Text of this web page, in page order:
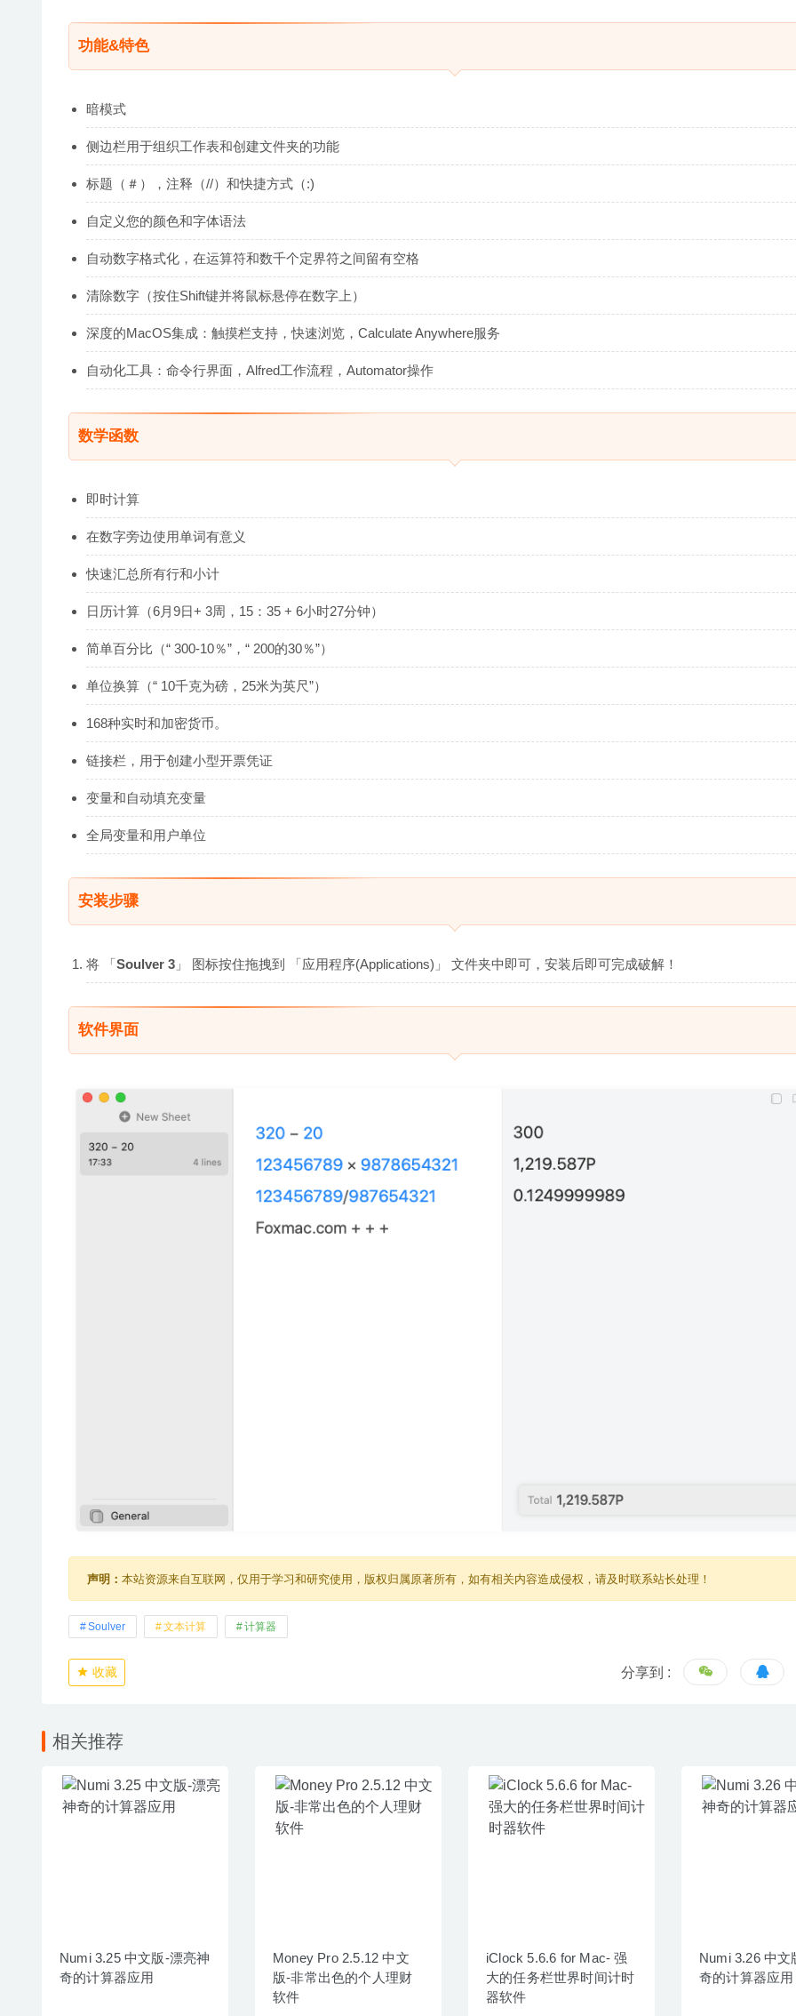
功能&特色
暗模式
侧边栏用于组织工作表和创建文件夹的功能
标题（＃），注释（//）和快捷方式（:)
自定义您的颜色和字体语法
自动数字格式化，在运算符和数千个定界符之间留有空格
清除数字（按住Shift键并将鼠标悬停在数字上）
深度的MacOS集成：触摸栏支持，快速浏览，Calculate Anywhere服务
自动化工具：命令行界面，Alfred工作流程，Automator操作
数学函数
即时计算
在数字旁边使用单词有意义
快速汇总所有行和小计
日历计算（6月9日+ 3周，15：35 + 6小时27分钟）
简单百分比（“ 300-10％”，“ 200的30％”）
单位换算（“ 10千克为磅，25米为英尺”）
168种实时和加密货币。
链接栏，用于创建小型开票凭证
变量和自动填充变量
全局变量和用户单位
安装步骤
将 「Soulver 3 」 图标按住拖拽到 「应用程序(Applications)」 文件夹中即可，安装后即可完成破解！
软件界面
声明： 本站资源来自互联网，仅用于学习和研究使用，版权归属原著所有，如有相关内容造成侵权，请及时联系站长处理！
Soulver 文本计算 计算器
收藏 分享到 :
相关推荐
Numi 3.25 中文版-漂亮神
奇的计算器应用
Money Pro 2.5.12 中文
版-非常出色的个人理财
软件
iClock 5.6.6 for Mac- 强
大的任务栏世界时间计时
器软件
Numi 3.26 中文
奇的计算器应用